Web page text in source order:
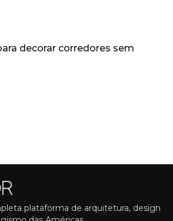
decorar corredores sem
plataforma de arquitetura, design